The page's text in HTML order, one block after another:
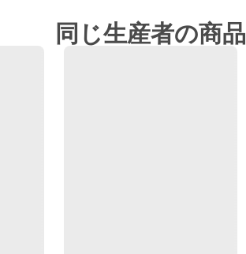
同じ生産者の商品